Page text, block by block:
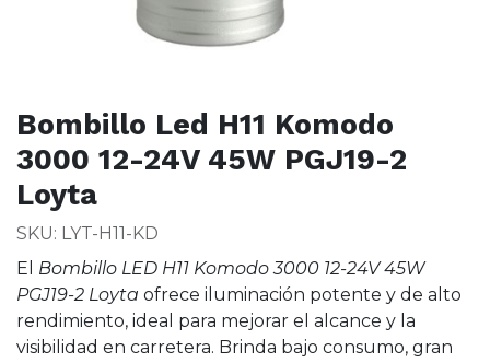
Bombillo Led H11 Komodo
3000 12-24V 45W PGJ19-2
Loyta
SKU: LYT-H11-KD
El Bombillo LED H11 Komodo 3000 12-24V 45W
PGJ19-2 Loyta ofrece iluminación potente y de alto
rendimiento, ideal para mejorar el alcance y la
visibilidad en carretera. Brinda bajo consumo, gran